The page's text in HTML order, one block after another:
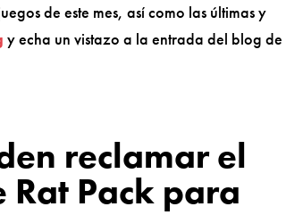
de este mes, así como las últimas y
y echa un vistazo a la entrada del blog de
reclamar el
Pack para